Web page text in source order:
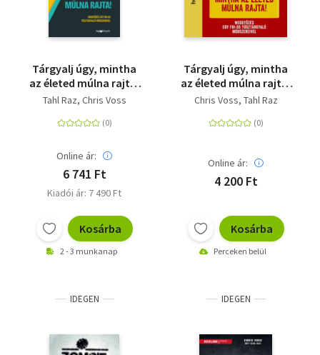
Tárgyalj úgy, mintha
az életed múlna rajta!
- új kiadás - Meggyőzés
túsztárgyaló
Tahl Raz Chris Voss
Online ár:
6 741 Ft
Kiadói ár: 7 490 Ft
Kosárba
2 - 3 munkanap
Tárgyalj úgy, mintha
az életed múlna rajta!
- Meggyőzés egy FBI-os
módszereivel
Chris Voss Tahl Raz
Online ár:
4 200 Ft
Kosárba
Perceken belül
IDEGEN IDEGEN